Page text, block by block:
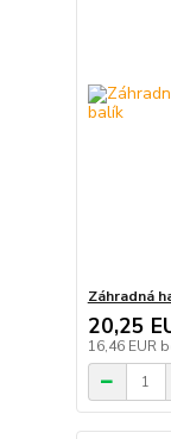
Záhradná
20,25
16,46 EUR